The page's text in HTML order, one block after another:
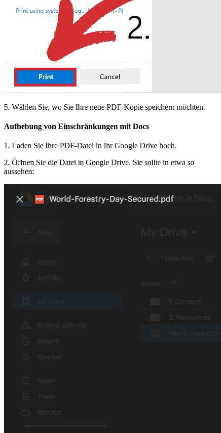
5. Wählen Sie, wo Sie Ihre neue PDF-Kopie speichern möchten.
Aufhebung von Einschränkungen mit Docs
1. Laden Sie Ihre PDF-Datei in Ihr Google Drive hoch.
2. Öffnen Sie die Datei in Google Drive. Sie sollte in etwa so
aussehen: